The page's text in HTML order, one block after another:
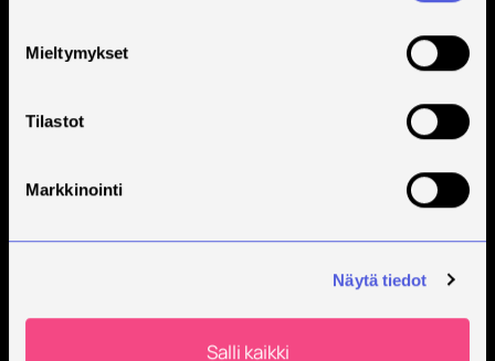
Mieltymykset
Tilastot
Markkinointi
Näytä tiedot
Salli kaikki
innovoi.
Työntekijöitä + 600